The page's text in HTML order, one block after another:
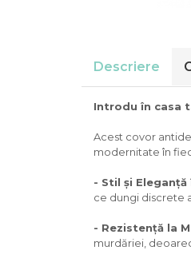
Descriere
Introdu în casa
Acest covor
modernitate în
- Stil și
ce dungi discrete
- Rezistență la
murdăriei,